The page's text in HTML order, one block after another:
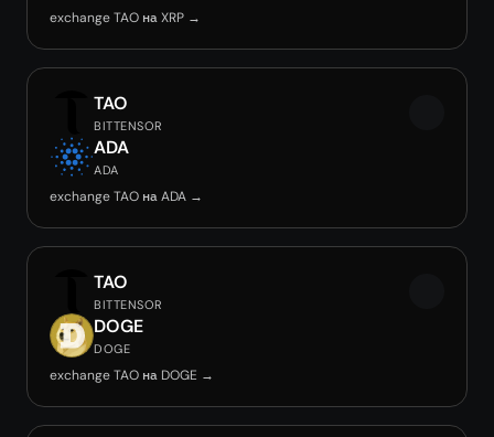
exchange TAO на XRP →
TAO
BITTENSOR
ADA
ADA
exchange TAO на ADA →
TAO
BITTENSOR
DOGE
DOGE
exchange TAO на DOGE →